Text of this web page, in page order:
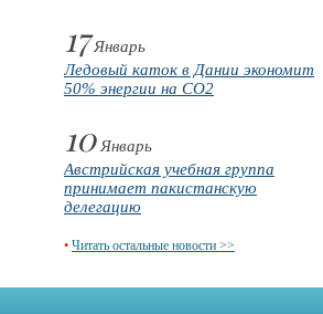
17Январь
Ледовый каток в Дании экономит
50% энергии на CO2
10Январь
Австрийская учебная группа
принимает пакистанскую
делегацию
• Читать остальные новости >>